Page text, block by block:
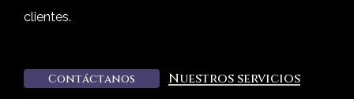
clientes.
Contáctanos Nuestros servicios